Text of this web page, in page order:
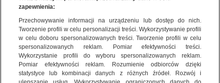
WIĘCEJ
KANAŁY
PREZES NBP ADAM GLAPIŃSKI
zapewnienia:
Przechowywanie informacji na urządzeniu lub dostęp do nich.
Tworzenie profili w celu personalizacji treści. Wykorzystywanie profili
w celu doboru spersonalizowanych treści. Tworzenie profili w celu
spersonalizowanych reklam. Pomiar efektywności treści.
Wykorzystanie profili do wyboru spersonalizowanych reklam.
Pomiar efektywności reklam. Rozumienie odbiorców dzięki
statystyce lub kombinacji danych z różnych źródeł. Rozwój i